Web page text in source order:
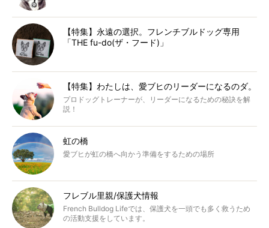
【特集】永遠の選択。フレンチブルドッグ専用
「THE fu-do(ザ・フード)」
【特集】わたしは、愛ブヒのリーダーになるのダ。
プロドッグトレーナーが、リーダーになるための秘訣を解
説！
虹の橋
愛ブヒが虹の橋へ向かう準備をするための場所
フレブル里親/保護犬情報
French Bulldog Lifeでは、保護犬を一頭でも多く救うため
の活動支援をしています。